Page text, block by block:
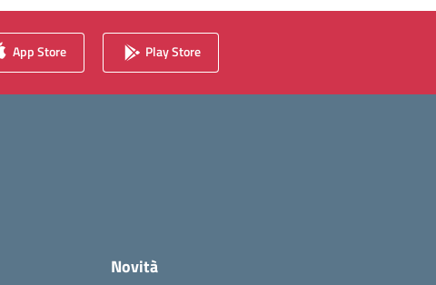
App Store Play Store
Novità